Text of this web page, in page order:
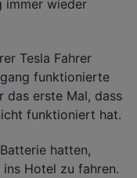
immer wieder
Tesla Fahrer
funktionierte
das erste Mal, dass
funktioniert hat.
hatten,
Hotel zu fahren.